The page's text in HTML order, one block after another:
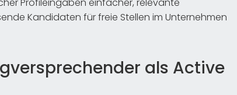
Kandidaten für freie Stellen im Unternehmen
als Active